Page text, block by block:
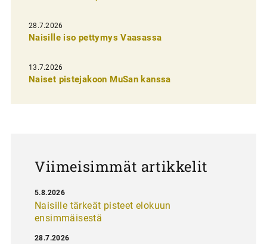
e
n
e
28.7.2026
Naisille iso pettymys Vaasassa
13.7.2026
Naiset pistejakoon MuSan kanssa
Viimeisimmät artikkelit
Naisille tärkeät pisteet elokuun
ensimmäisestä
5.8.2026
28.7.2026